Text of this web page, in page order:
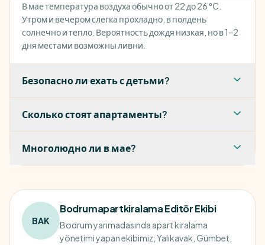
В мае температура воздуха обычно от 22 до 26 °C.
Утром и вечером слегка прохладно, в полдень
солнечно и тепло. Вероятность дождя низкая, но в 1–2
дня местами возможны ливни.
Безопасно ли ехать с детьми?
Сколько стоят апартаменты?
Многолюдно ли в мае?
BAK
Bodrumapartkiralama Editör Ekibi
Bodrum yarımadasında apart kiralama
yönetimi yapan ekibimiz; Yalıkavak, Gümbet,